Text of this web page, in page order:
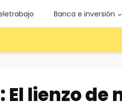
Banca e inversión
lienzo de